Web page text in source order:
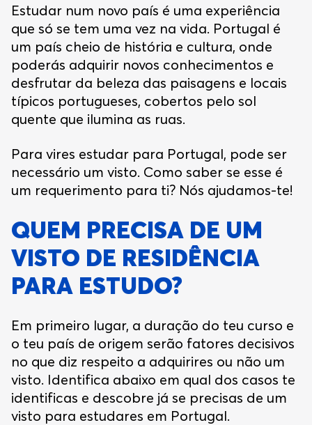
Estudar num novo país é uma experiência
que só se tem uma vez na vida. Portugal é
um país cheio de história e cultura, onde
poderás adquirir novos conhecimentos e
desfrutar da beleza das paisagens e locais
típicos portugueses, cobertos pelo sol
quente que ilumina as ruas.
Para vires estudar para Portugal, pode ser
necessário um visto. Como saber se esse é
um requerimento para ti? Nós ajudamos-te!
QUEM PRECISA DE UM
VISTO DE RESIDÊNCIA
PARA ESTUDO?
Em primeiro lugar, a duração do teu curso e
o teu país de origem serão fatores decisivos
no que diz respeito a adquirires ou não um
visto. Identifica abaixo em qual dos casos te
identificas e descobre já se precisas de um
visto para estudares em Portugal.